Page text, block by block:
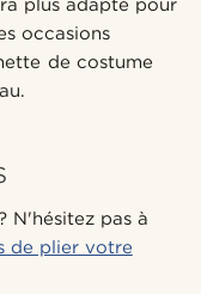
plus adapté pour
occasions
de costume
N'hésitez pas à
de plier votre